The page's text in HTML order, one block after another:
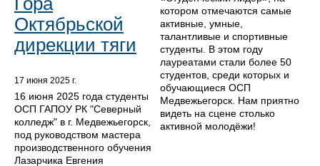
Октябрьской
дирекции тяги
17 июня 2025 г.
16 июня 2025 года студенты
ОСП ГАПОУ РК "Северный
колледж" в г. Медвежьегорск,
под руководством мастера
производственного обучения
Лазарчика Евгения
котором отмечаются самые
активные, умные,
талантливые и спортивные
студенты. В этом году
лауреатами стали более 50
студентов, среди которых и
обучающиеся ОСП
Медвежьегорск. Нам приятно
видеть на сцене столько
активной молодёжи!